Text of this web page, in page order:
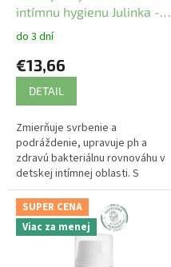
intímnu hygienu Julinka -
Nobilis Tilia
do 3 dní
€13,66
DETAIL
Zmierňuje svrbenie a
podráždenie, upravuje ph a
zdravú bakteriálnu rovnováhu v
detskej intímnej oblasti. S
protizápalovými bylinkami.
SUPER CENA
Viac za menej